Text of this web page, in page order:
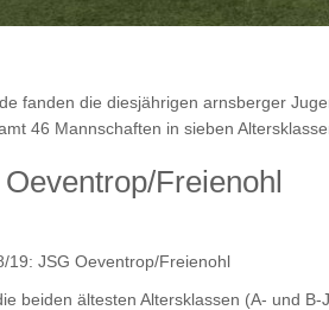
fanden die diesjährigen arnsberger
46 Mannschaften in sieben
Freienohl
19: JSG Oeventrop/Freienohl
beiden ältesten Altersklassen (A- und